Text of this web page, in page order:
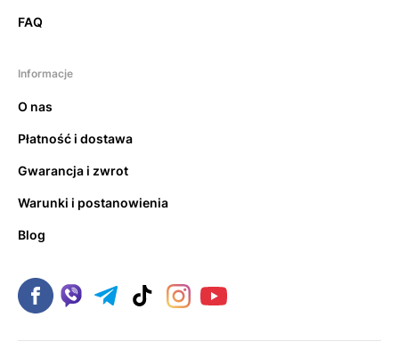
FAQ
Informacje
O nas
Płatność i dostawa
Gwarancja i zwrot
Warunki i postanowienia
Blog